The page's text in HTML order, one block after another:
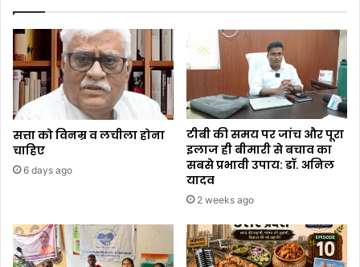
सत्ता को विनम्र व लचीला होना
चाहिए
6 days ago
टीबी की समय पर जांच और पूरा
इलाज ही बीमारी से बचाव का
सबसे प्रभावी उपाय: डॉ. अनिल
यादव
2 weeks ago